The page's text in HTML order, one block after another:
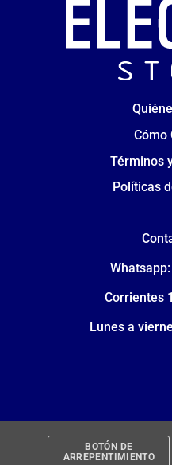
Cómo
Términos
Políticas
Corrientes
Lunes a
BOTÓN DE
ARREPENTIMIENTO